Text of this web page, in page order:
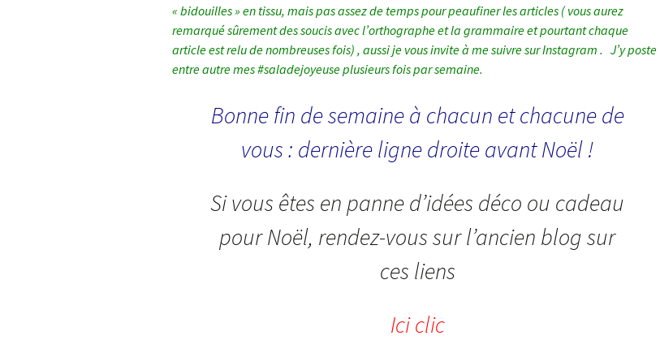
« bidouilles » en tissu, mais pas assez de temps pour peaufiner les articles ( vous aurez
remarqué sûrement des soucis avec l’orthographe et la grammaire et pourtant chaque
article est relu de nombreuses fois) , aussi je vousinvite à me suivre sur Instagram . J’y poste
entre autre mes #saladejoyeuse plusieurs fois par semaine.
Bonne fin de semaine à chacun et chacune de
vous : dernière ligne droite avant Noël !
Si vous êtes en panne d’idées déco ou cadeau
pour Noël, rendez-vous sur l’ancien blog sur
ces liens
Ici clic